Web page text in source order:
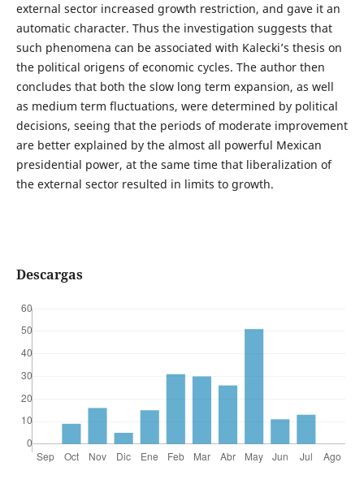
external sector increased growth restriction, and gave it an
automatic character. Thus the investigation suggests that
such phenomena can be associated with Kalecki’s thesis on
the political origens of economic cycles. The author then
concludes that both the slow long term expansion, as well
as medium term fluctuations, were determined by political
decisions, seeing that the periods of moderate improvement
are better explained by the almost all powerful Mexican
presidential power, at the same time that liberalization of
the external sector resulted in limits to growth.
Descargas